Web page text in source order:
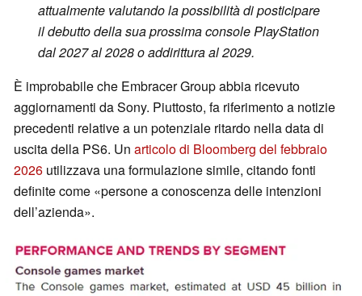
attualmente valutando la possibilità di posticipare
il debutto della sua prossima console PlayStation
dal 2027 al 2028 o addirittura al 2029.
È improbabile che Embracer Group abbia ricevuto
aggiornamenti da Sony. Piuttosto, fa riferimento a notizie
precedenti relative a un potenziale ritardo nella data di
uscita della PS6. Un articolo di Bloomberg del febbraio
2026 utilizzava una formulazione simile, citando fonti
definite come «persone a conoscenza delle intenzioni
dell’azienda».